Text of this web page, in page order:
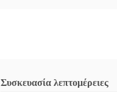
Συσκευασία λεπτομέρειες